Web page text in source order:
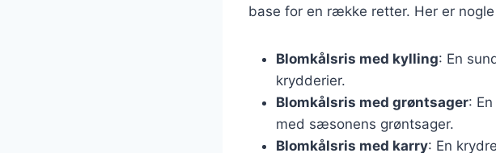
base for en række retter. Her er
Blomkålsris med kylling: En
krydderier.
Blomkålsris med grøntsager:
med sæsonens grøntsager.
Blomkålsris med karry: En